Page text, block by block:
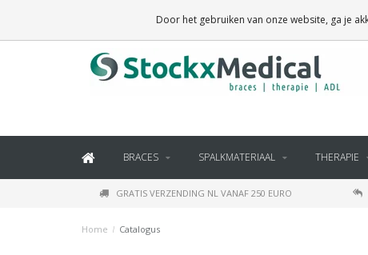
BRACES SPALKMATERIAAL THERAPIE
GRATIS VERZENDING NL VANAF 250 EURO
Home / Catalogus
Door het gebruiken van onze website, ga je